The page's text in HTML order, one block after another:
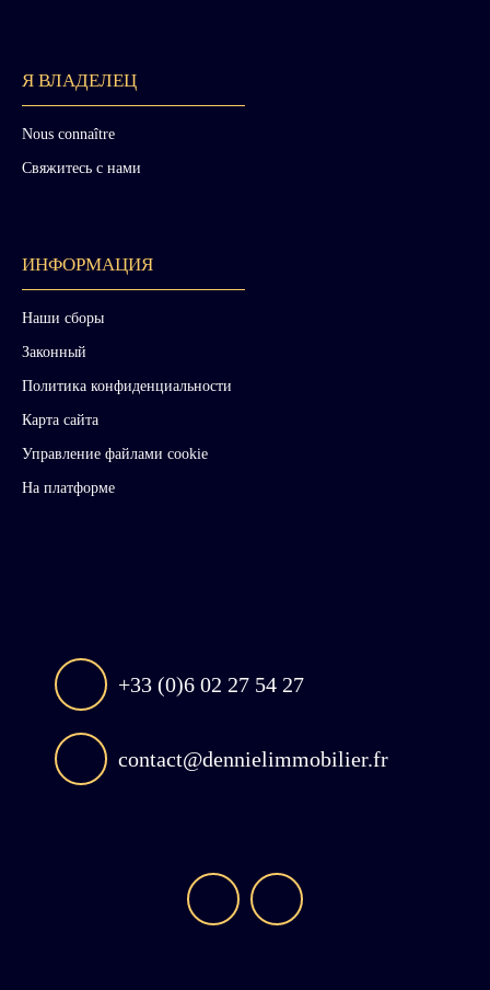
Я ВЛАДЕЛЕЦ
Nous connaître
Свяжитесь с нами
ИНФОРМАЦИЯ
Наши сборы
Законный
Политика конфиденциальности
Карта сайта
Управление файлами cookie
На платформе
+33 (0)6 02 27 54 27
contact@dennielimmobilier.fr